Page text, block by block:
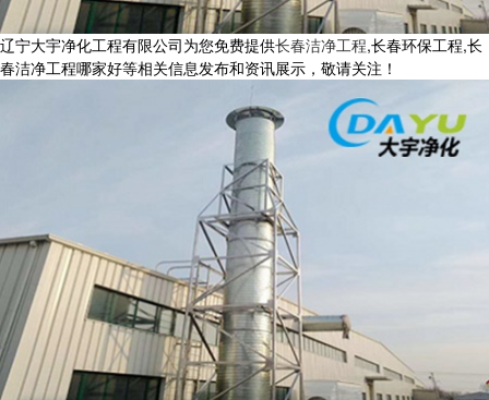
辽宁大宇净化工程有限公司为您免费提供长春洁净工程,长春环保工程,长
春洁净工程哪家好等相关信息发布和资讯展示，敬请关注！